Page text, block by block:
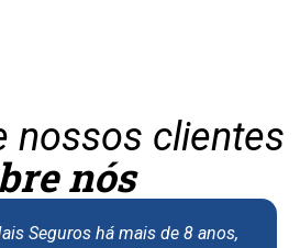
nossos clientes
nós
Seguros há mais de 8 anos,